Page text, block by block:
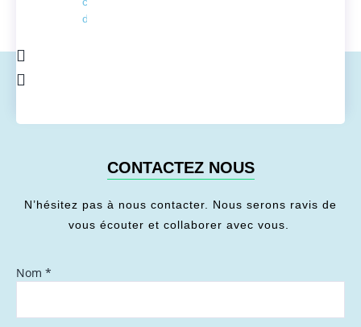
de l'énergie
CONTACTEZ NOUS
N’hésitez pas à nous contacter. Nous serons ravis de
vous écouter et collaborer avec vous.
Nom *